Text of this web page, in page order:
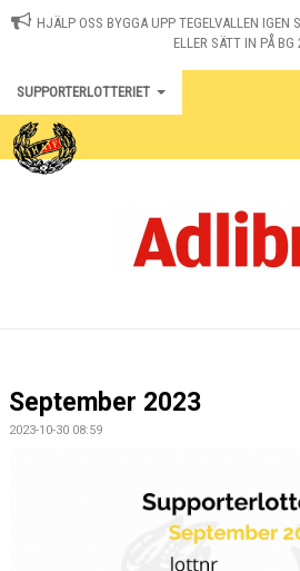
HJÄLP OSS BYGGA UPP TEGELVALLEN
ELLER SÄTT IN PÅ BG
SUPPORTERLOTTERIET
September 2023
2023-10-30 08:59